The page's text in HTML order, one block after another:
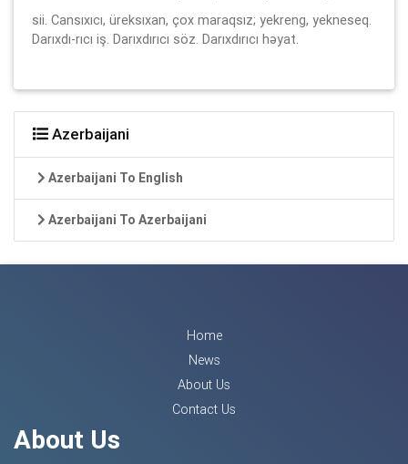
sii. Cansıxıcı, üreksıxan, çox maraqsız; yekreng, yekneseq.
Darıxdı-rıcı iş. Darıxdırıcı söz. Darıxdırıcı həyat.
Azerbaijani
Azerbaijani To English
Azerbaijani To Azerbaijani
Home
News
About Us
Contact Us
About Us